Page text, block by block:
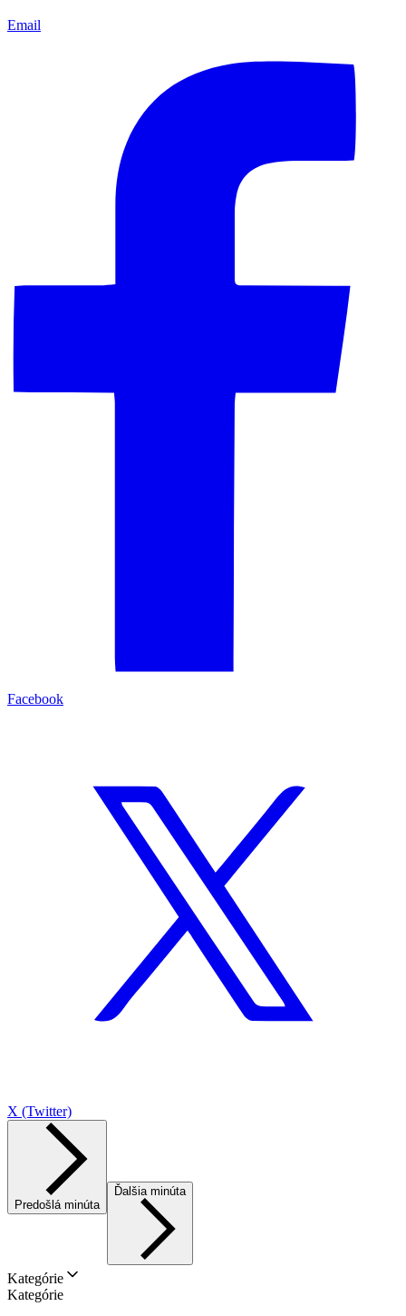
Email
Facebook
X (Twitter)
Predošlá minúta
Ďalšia minúta
Kategórie
Kategórie